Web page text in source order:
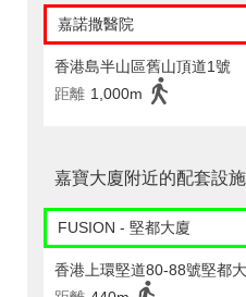
嘉諾撒醫院
香港島半山區舊山頂道1號
距離 1,000m
嘉寶大廈附近的配套設施
FUSION - 堅都大廈
香港上環堅道80-88號堅都